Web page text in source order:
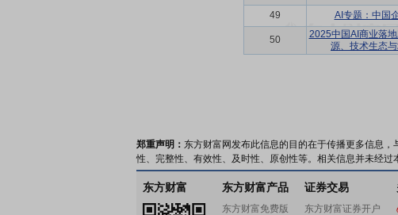
49
AI专题：中国
50
2025中国AI商业落
源、技术生态
郑重声明： 东方财富网发布此信息的目的在于传播更多信息
性、完整性、有效性、及时性、原创性等。相关信息并未经
东方财富 东方财富产品
东方财富免费版
证券交易
东方财富证券开户